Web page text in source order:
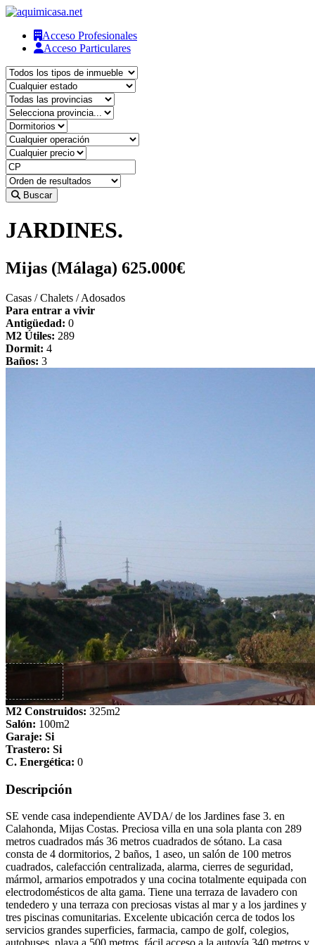
Acceso Profesionales
Acceso Particulares
Buscar
JARDINES.
Mijas (Málaga) 625.000€
Casas / Chalets / Adosados
Para entrar a vivir
Antigüedad: 0
M2 Útiles: 289
Dormit: 4
Baños: 3
M2 Construidos: 325m2
Salón: 100m2
Garaje: Si
Trastero: Si
C. Energética: 0
Descripción
SE vende casa independiente AVDA/ de los Jardines fase 3. en
Calahonda, Mijas Costas. Preciosa villa en una sola planta con 289
metros cuadrados más 36 metros cuadrados de sótano. La casa
consta de 4 dormitorios, 2 baños, 1 aseo, un salón de 100 metros
cuadrados, calefacción centralizada, alarma, cierres de seguridad,
mármol, armarios empotrados y una cocina totalmente equipada con
electrodomésticos de alta gama. Tiene una terraza de lavadero con
tendedero y una terraza con preciosas vistas al mar y a los jardines y
tres piscinas comunitarias. Excelente ubicación cerca de todos los
servicios grandes superficies, farmacia, campo de golf, colegios,